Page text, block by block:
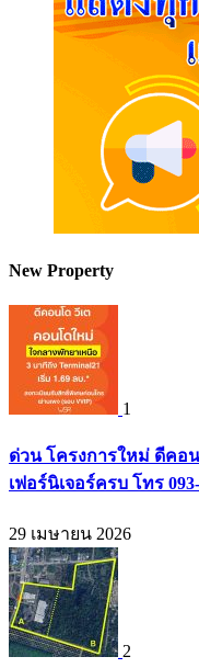
New Property
1
ด่วน โครงการใหม่ ดีคอ
เฟอร์นิเจอร์ครบ โทร
29 เมษายน 2026
2